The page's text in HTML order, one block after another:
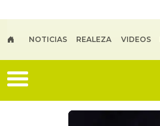
NOTICIAS REALEZA VIDEOS